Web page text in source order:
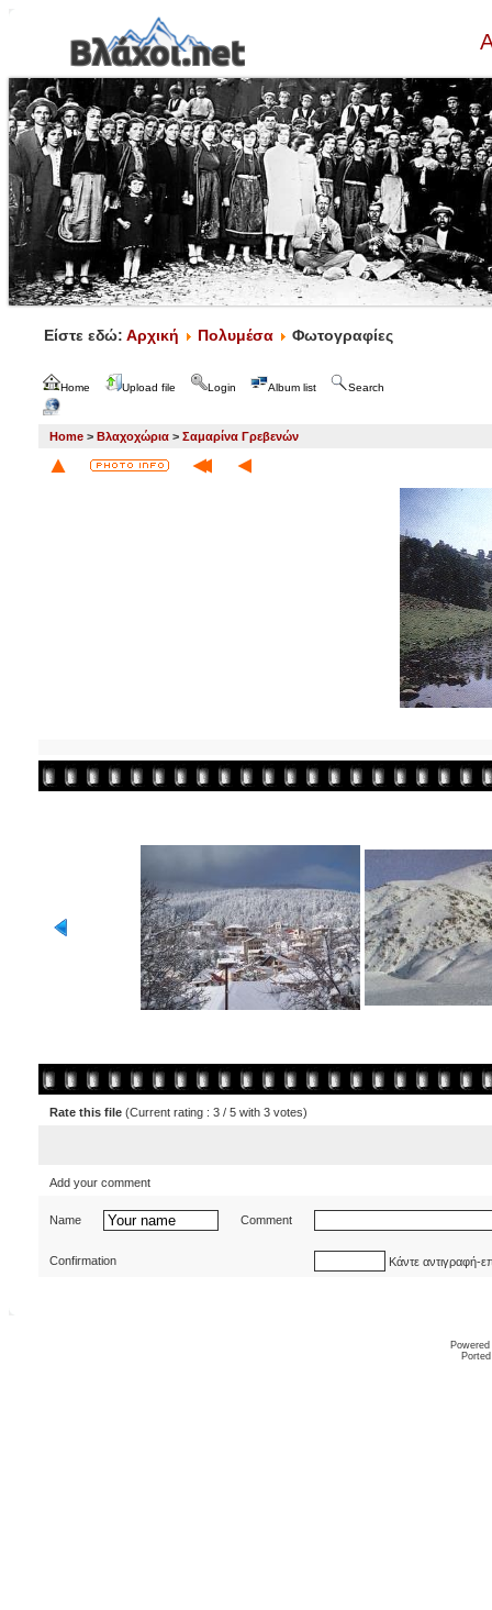
Είστε εδώ: Αρχική Πολυμέσα Φωτογραφίες
Home Upload file Login Album list Search
Home > Βλαχοχώρια > Σαμαρίνα Γρεβενών
Rate this file (Current rating : 3 / 5 with 3 votes)
Add your comment
Name Comment
Confirmation Κάντε αντιγραφή-